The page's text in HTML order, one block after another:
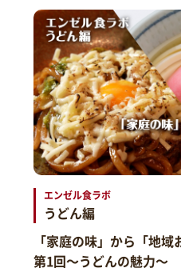
エンゼル食ラボ
うどん編
「家庭の味」から「地域
第1回～うどんの魅力～